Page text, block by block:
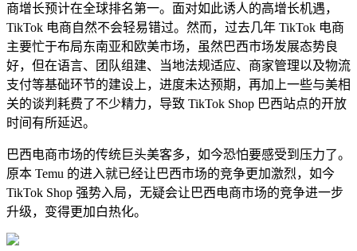
商增长预计在全球排名第一。面对如此诱人的高增长机遇，
TikTok 电商自然不会轻易错过。然而，过去几年 TikTok 电商
主要忙于布局东南亚和欧美市场，虽然巴西市场发展态势良
好，但在语言、团队组建、当地法规适应、商家管理以及物流
支付等基础环节的建设上，进度未达预期，再加上一些与美相
关的谈判耗费了不少精力，导致 TikTok Shop 巴西站点的开放
时间有所延迟。
巴西电商市场的传统巨头美客多，如今恐怕要感受到压力了。
原本 Temu 的进入就已经让巴西市场的竞争更加激烈，如今
TikTok Shop 强势入局，无疑会让巴西电商市场的竞争进一步
升级，变得更加白热化。